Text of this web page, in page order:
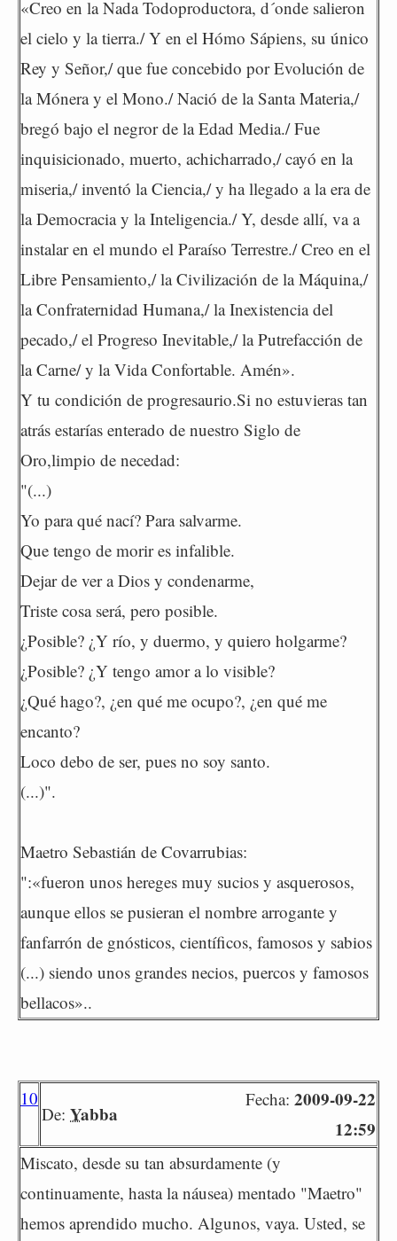
«Creo en la Nada Todoproductora, d´onde salieron
el cielo y la tierra./ Y en el Hómo Sápiens, su único
Rey y Señor,/ que fue concebido por Evolución de
la Mónera y el Mono./ Nació de la Santa Materia,/
bregó bajo el negror de la Edad Media./ Fue
inquisicionado, muerto, achicharrado,/ cayó en la
miseria,/ inventó la Ciencia,/ y ha llegado a la era de
la Democracia y la Inteligencia./ Y, desde allí, va a
instalar en el mundo el Paraíso Terrestre./ Creo en el
Libre Pensamiento,/ la Civilización de la Máquina,/
la Confraternidad Humana,/ la Inexistencia del
pecado,/ el Progreso Inevitable,/ la Putrefacción de
la Carne/ y la Vida Confortable. Amén».
Y tu condición de progresaurio.Si no estuvieras tan
atrás estarías enterado de nuestro Siglo de
Oro,limpio de necedad:
"(...)
Yo para qué nací? Para salvarme.
Que tengo de morir es infalible.
Dejar de ver a Dios y condenarme,
Triste cosa será, pero posible.
¿Posible? ¿Y río, y duermo, y quiero holgarme?
¿Posible? ¿Y tengo amor a lo visible?
¿Qué hago?, ¿en qué me ocupo?, ¿en qué me
encanto?
Loco debo de ser, pues no soy santo.
(...)".
Maetro Sebastián de Covarrubias:
":«fueron unos hereges muy sucios y asquerosos,
aunque ellos se pusieran el nombre arrogante y
fanfarrón de gnósticos, científicos, famosos y sabios
(...) siendo unos grandes necios, puercos y famosos
bellacos»..
10
De: Yabba
Fecha: 2009-09-22
12:59
Miscato, desde su tan absurdamente (y
continuamente, hasta la náusea) mentado "Maetro"
hemos aprendido mucho. Algunos, vaya. Usted, se